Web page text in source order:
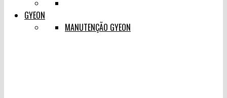
GYEON
MANUTENÇÃO GYEON